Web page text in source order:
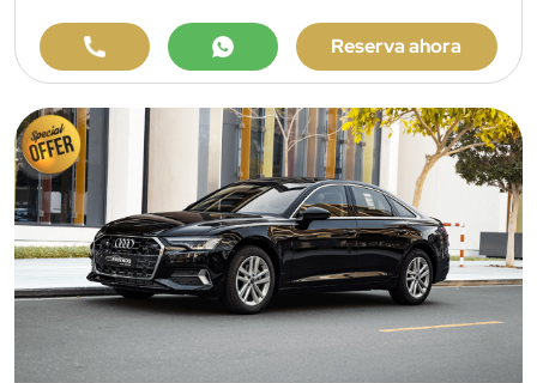
Reserva ahora